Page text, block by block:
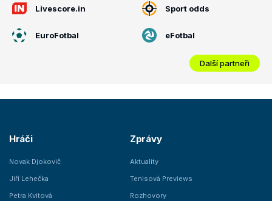
Livescore.in Sport odds
EuroFotbal eFotbal
Další partneři
Hráči
Novak Djokovič
Jiří Lehečka
Petra Kvitová
Zprávy
Aktuality
Tenisová Previews
Rozhovory